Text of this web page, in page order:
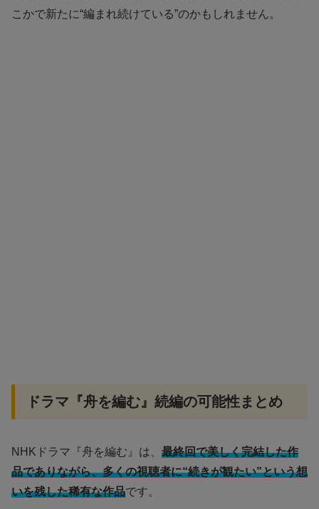
こかで新たに“編まれ続けている”のかもしれません。
ドラマ『舟を編む』続編の可能性まとめ
NHKドラマ『舟を編む』は、 最終回で美しく完結した作
品でありながら、多くの視聴者に“続きが観たい”という想
いを残した稀有な作品です。